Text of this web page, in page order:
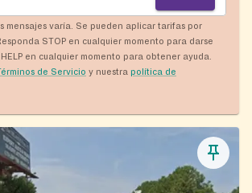
mensajes varía. Se pueden aplicar tarifas por
STOP en cualquier momento para darse
en cualquier momento para obtener ayuda.
de Servicio y nuestra política de